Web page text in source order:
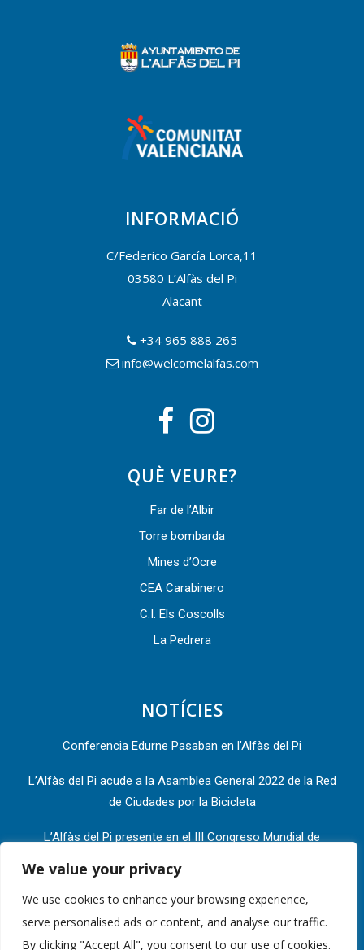
We value your privacy
We use cookies to enhance your browsing experience,
serve personalised ads or content, and analyse our traffic.
By clicking "Accept All", you consent to our use of cookies.
INFORMACIÓ
C/Federico García Lorca,11
03580 L’Alfàs del Pi
Alacant
+34 965 888 265
info@welcomelalfas.com
QUÈ VEURE?
Far de l’Albir
Torre bombarda
Mines d’Ocre
CEA Carabinero
C.I. Els Coscolls
La Pedrera
NOTÍCIES
Conferencia Edurne Pasaban en l’Alfàs del Pi
L’Alfàs del Pi acude a la Asamblea General 2022 de la Red
de Ciudades por la Bicicleta
L’Alfàs del Pi presente en el III Congreso Mundial de
Teatro infantil este viernes en el Espai Cultural Escoles
Velles de l’Alfàs para conmemorar el Día del Libro